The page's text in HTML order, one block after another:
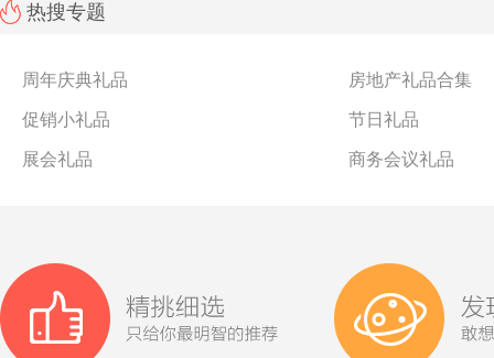
热搜专题
周年庆典礼品 房地产礼品合集
促销小礼品 节日礼品
展会礼品 商务会议礼品